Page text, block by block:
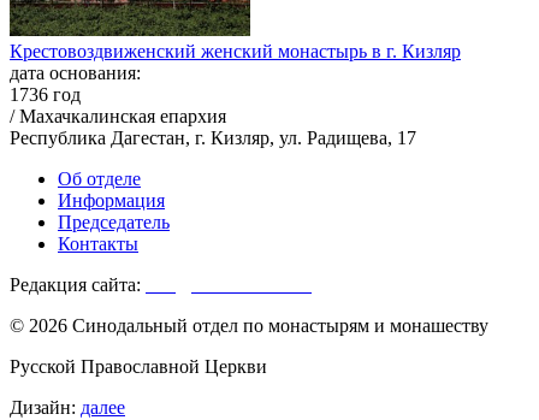
Крестовоздвиженский женский монастырь в г. Кизляр
дата основания:
1736 год
/ Махачкалинская епархия
Республика Дагестан, г. Кизляр, ул. Радищева, 17
Об отделе
Информация
Председатель
Контакты
Редакция сайта:
© 2026 Синодальный отдел по монастырям и монашеству
Русской Православной Церкви
Дизайн: далее